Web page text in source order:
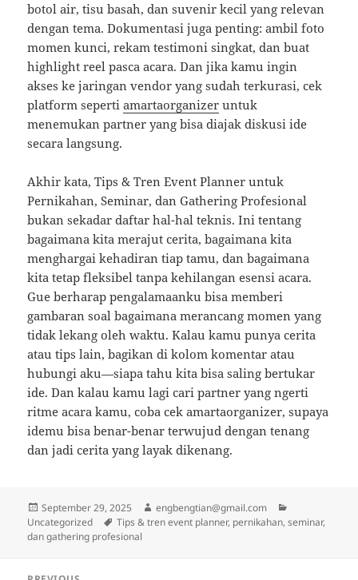
botol air, tisu basah, dan suvenir kecil yang relevan
dengan tema. Dokumentasi juga penting: ambil foto
momen kunci, rekam testimoni singkat, dan buat
highlight reel pasca acara. Dan jika kamu ingin
akses ke jaringan vendor yang sudah terkurasi, cek
platform sepertiamartaorganizer untuk
menemukan partner yang bisa diajak diskusi ide
secara langsung.
Akhir kata, Tips & Tren Event Planner untuk
Pernikahan, Seminar, dan Gathering Profesional
bukan sekadar daftar hal-hal teknis. Ini tentang
bagaimana kita merajut cerita, bagaimana kita
menghargai kehadiran tiap tamu, dan bagaimana
kita tetap fleksibel tanpa kehilangan esensi acara.
Gue berharap pengalamaanku bisa memberi
gambaran soal bagaimana merancang momen yang
tidak lekang oleh waktu. Kalau kamu punya cerita
atau tips lain, bagikan di kolom komentar atau
hubungi aku—siapa tahu kita bisa saling bertukar
ide. Dan kalau kamu lagi cari partner yang ngerti
ritme acara kamu, coba cek amartaorganizer, supaya
idemu bisa benar-benar terwujud dengan tenang
dan jadi cerita yang layak dikenang.
Posted
on
September 29, 2025 Author
engbengtian@gmail.com
Uncategorized
Tags
Tips & tren event planner, pernikahan, seminar,
dan gathering profesional